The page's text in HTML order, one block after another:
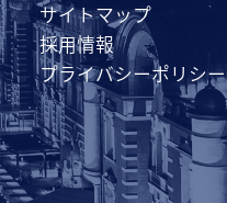
サイトマップ
採用情報
プライバシーポリシー